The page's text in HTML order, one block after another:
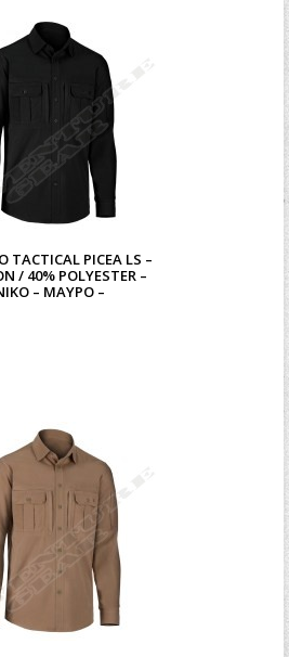
PICEA LS –
/ 40% POLYESTER –
– ΜΑΎΡΟ –